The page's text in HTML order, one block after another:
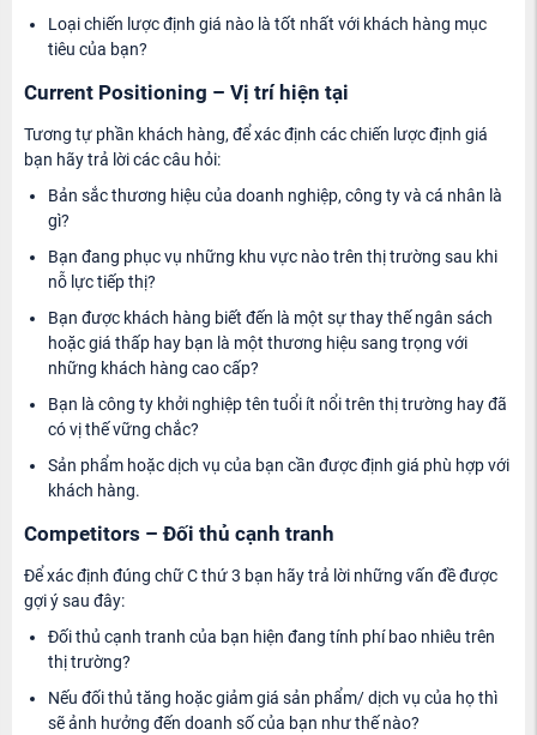
Loại chiến lược định giá nào là tốt nhất với khách hàng mục
tiêu của bạn?
Current Positioning – Vị trí hiện tại
Tương tự phần khách hàng, để xác định các chiến lược định giá
bạn hãy trả lời các câu hỏi:
Bản sắc thương hiệu của doanh nghiệp, công ty và cá nhân là
gì?
Bạn đang phục vụ những khu vực nào trên thị trường sau khi
nỗ lực tiếp thị?
Bạn được khách hàng biết đến là một sự thay thế ngân sách
hoặc giá thấp hay bạn là một thương hiệu sang trọng với
những khách hàng cao cấp?
Bạn là công ty khởi nghiệp tên tuổi ít nổi trên thị trường hay đã
có vị thế vững chắc?
Sản phẩm hoặc dịch vụ của bạn cần được định giá phù hợp với
khách hàng.
Competitors – Đối thủ cạnh tranh
Để xác định đúng chữ C thứ 3 bạn hãy trả lời những vấn đề được
gợi ý sau đây:
Đối thủ cạnh tranh của bạn hiện đang tính phí bao nhiêu trên
thị trường?
Nếu đối thủ tăng hoặc giảm giá sản phẩm/ dịch vụ của họ thì
sẽ ảnh hưởng đến doanh số của bạn như thế nào?